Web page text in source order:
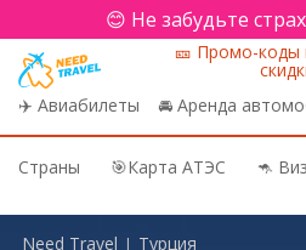
😊 Не забудьте
✈️ Авиабилеты 🚘 Аренда
🎫 Промо-коды
Страны 🎯Карта АТЭС 🦘
Need Travel | Турция